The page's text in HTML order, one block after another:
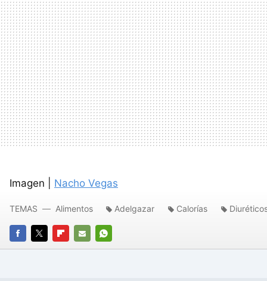
Imagen | Nacho Vegas
FACEBOOK
TWITTERFLIPBOARD
E-
WHATSAPP
TEMAS Alimentos Adelgazar Calorías